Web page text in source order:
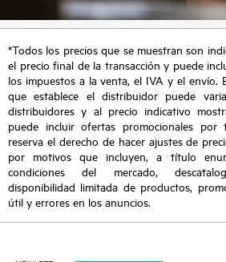
*Todos los precios que se muestran son
el precio final de la transacción y puede
los impuestos a la venta, el IVA y el envío.
que establece el distribuidor puede
distribuidores y al precio indicativo
puede incluir ofertas promocionales por
reserva el derecho de hacer ajustes de
por motivos que incluyen, a título
condiciones del mercado,
disponibilidad limitada de productos,
útil y errores en los anuncios.